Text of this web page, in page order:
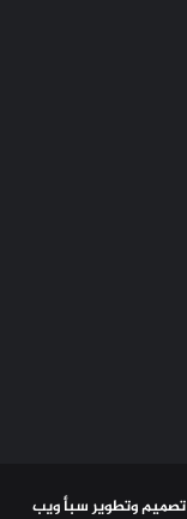
تصميم وتطوير سبأ ويب